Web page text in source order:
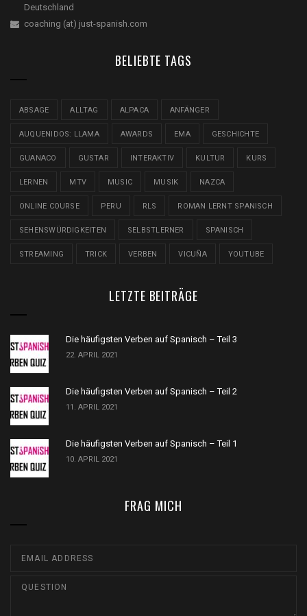
Deutschland
coaching (at) just-spanish.com
BELIEBTE TAGS
ABSAGE ALLTAG ALPACA ANFÄNGER
AUQUENIDOS: LLAMA AWARDS EMA GESCHICHTE
GUANACO GUSTAR INTERAKTIV KULTUR KURS
LERNEN MTV MUSIC MUSIK NAZCA
ONLINE COURSE PERU RLS ROMAN LERNT SPANISCH
SEHENSWÜRDIGKEITEN SELBSTLERNER SPANISCH
STREAMING TRICK VERBEN VICUÑA YOUTUBE
LETZTE BEITRÄGE
Die häufigsten Verben auf Spanisch – Teil 3
22. APRIL 2021
Die häufigsten Verben auf Spanisch – Teil 2
11. APRIL 2021
Die häufigsten Verben auf Spanisch – Teil 1
10. APRIL 2021
FRAG MICH